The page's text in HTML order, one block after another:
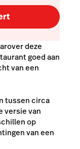
deze
goed aan
van een
tussen circa
versie van
op
van een